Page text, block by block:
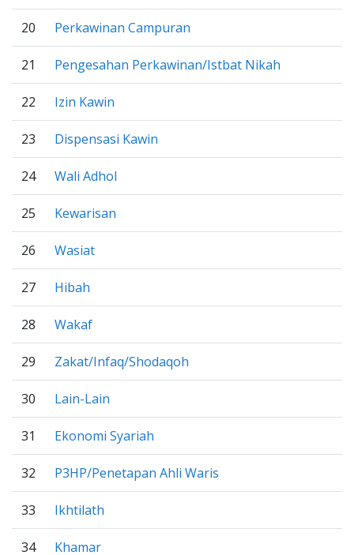
20 Perkawinan Campuran
21 Pengesahan Perkawinan/Istbat Nikah
22 Izin Kawin
23 Dispensasi Kawin
24 Wali Adhol
25 Kewarisan
26 Wasiat
27 Hibah
28 Wakaf
29 Zakat/Infaq/Shodaqoh
30 Lain-Lain
31 Ekonomi Syariah
32 P3HP/Penetapan Ahli Waris
33 Ikhtilath
34 Khamar